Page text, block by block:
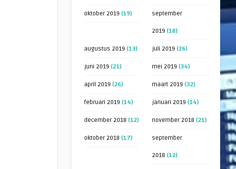
oktober 2019 (19) september
2019 (18)
augustus 2019 (13) juli 2019 (26)
juni 2019 (21) mei 2019 (34)
april 2019 (26) maart 2019 (32)
februari 2019 (14) januari 2019 (14)
december 2018 (12) november 2018 (21)
oktober 2018 (17) september
2018 (12)